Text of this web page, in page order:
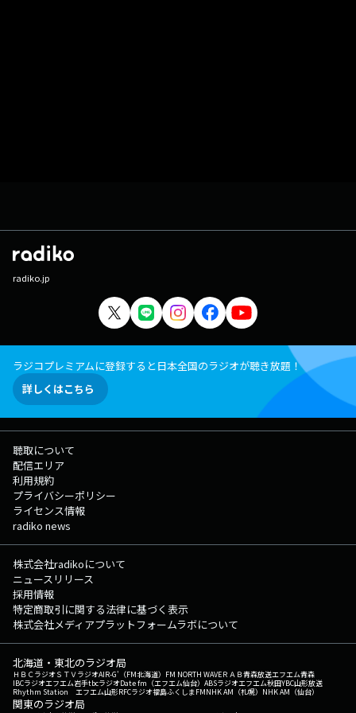
radiko.jp
ラジコプレミアムに登録すると日本全国のラジオが聴き放題！
詳しくはこちら
聴取について
配信エリア
利用規約
プライバシーポリシー
ライセンス情報
radiko news
株式会社radikoについて
ニュースリリース
採用情報
特定商取引に関する法律に基づく表示
株式会社メディアプラットフォームラボについて
北海道・東北のラジオ局
ＨＢＣラジオＳＴＶラジオAIR-G'（FM北海道） FM NORTH WAVEＲＡＢ青森放送エフエム青森
IBCラジオエフエム岩手tbcラジオDate fm（エフエム仙台） ABSラジオエフエム秋田YBC山形放送
Rhythm Station エフエム山形RFCラジオ福島ふくしまFMNHK AM（札幌） NHK AM（仙台）
関東のラジオ局